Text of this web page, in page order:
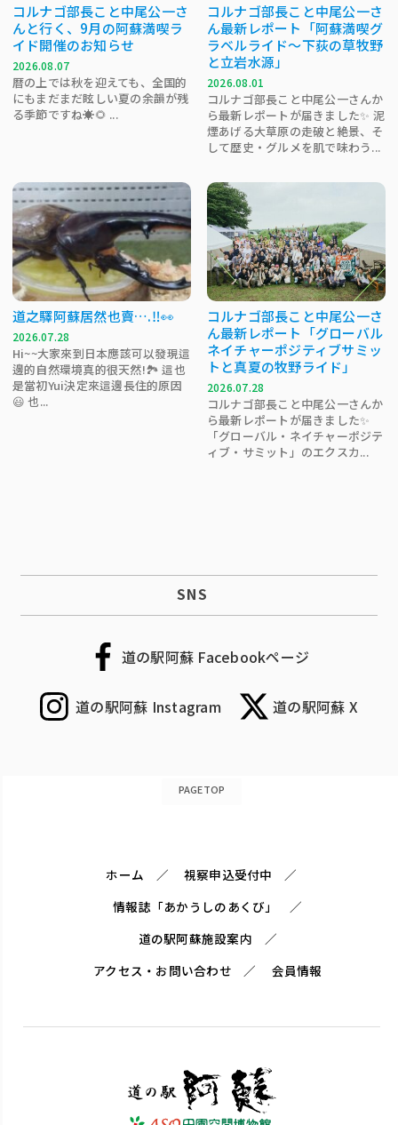
コルナゴ部長こと中尾公一さ
んと行く、9月の阿蘇満喫ラ
イド開催のお知らせ
2026.08.07
暦の上では秋を迎えても、全国的
にもまだまだ眩しい夏の余韻が残
る季節ですね☀️🌻 ...
コルナゴ部長こと中尾公一さ
ん最新レポート「阿蘇満喫グ
ラベルライド～下荻の草牧野
と立岩水源」
2026.08.01
コルナゴ部長こと中尾公一さんか
ら最新レポートが届きました✨ 泥
煙あげる大草原の走破と絶景、そ
して歴史・グルメを肌で味わう...
道之驛阿蘇居然也賣….‼️👀
2026.07.28
Hi~~大家來到日本應該可以發現這
邊的自然環境真的很天然!🏞 這也
是當初Yui決定來這邊長住的原因
😃 也...
コルナゴ部長こと中尾公一さ
ん最新レポート「グローバル
ネイチャーポジティブサミッ
トと真夏の牧野ライド」
2026.07.28
コルナゴ部長こと中尾公一さんか
ら最新レポートが届きました✨
「グローバル・ネイチャーポジテ
ィブ・サミット」のエクスカ...
SNS
道の駅阿蘇 Facebookページ
道の駅阿蘇 Instagram 道の駅阿蘇 X
PAGETOP
ホーム
視察申込受付中
情報誌「あかうしのあくび」
道の駅阿蘇施設案内
アクセス・お問い合わせ
会員情報